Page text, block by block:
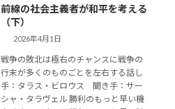
前線の社会主義者が和平を考える
（下）
2026年4月1日
戦争の敗北は極右のチャンスに戦争の
行末が多くのものごとを左右する話し
手：タラス・ビロウス 聞き手：サー
シャ・タラヴェル 勝利のもっと早い機